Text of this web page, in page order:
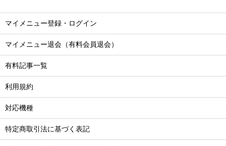
マイメニュー登録・ログイン
マイメニュー退会（有料会員退会）
有料記事一覧
利用規約
対応機種
特定商取引法に基づく表記